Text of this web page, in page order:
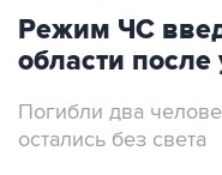
Режим ЧС
области после
Погибли два
остались без света